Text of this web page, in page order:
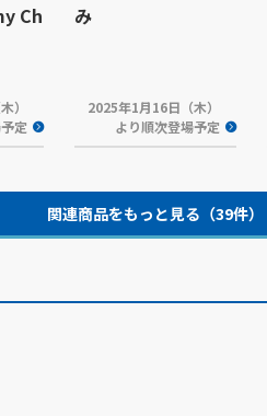
Ch
）
定
み
2025年1月16日（木）
より順次登場予定
関連商品をもっと見る（39件）